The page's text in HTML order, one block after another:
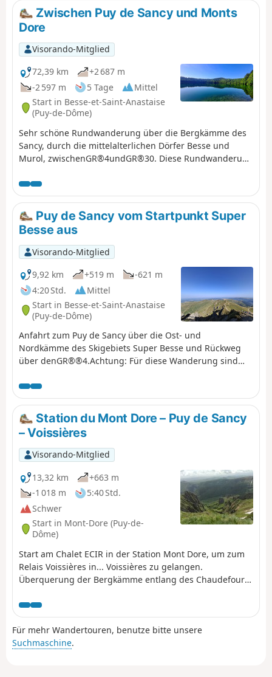
Zwischen Puy de Sancy und Monts
Dore
Visorando-Mitglied
72,39 km
+2 687 m
-2 597 m
5 Tage
Mittel
Start in Besse-et-Saint-Anastaise
(Puy-de-Dôme)
Sehr schöne Rundwanderung über die Bergkämme des
Sancy, durch die mittelalterlichen Dörfer Besse und
Murol, zwischenGR®4undGR®30. Diese Rundwanderung
Ferienwohnungen unternommen werden. Die Adressen,
an denen wir übernachtet haben, sind in den
Etappenbeschreibungen angegeben.
Puy de Sancy vom Startpunkt Super
Besse aus
Visorando-Mitglied
9,92 km
+519 m
-621 m
4:20 Std.
Mittel
Start in Besse-et-Saint-Anastaise
(Puy-de-Dôme)
Anfahrt zum Puy de Sancy über die Ost- und
Nordkämme des Skigebiets Super Besse und Rückweg
über denGR®®4.Achtung: Für diese Wanderung sind
ein weiteres auf dem Parkplatz am Lac des Hermines. ⚠️
22.07.2026: Die GPX-Route im Bereich des Puy de la
Perdrix wurde leicht angepasst, um der aktuellen
Markierung vor Ort zu folgen.
Station du Mont Dore – Puy de Sancy
– Voissières
Visorando-Mitglied
13,32 km
+663 m
-1 018 m
5:40 Std.
Schwer
Start in Mont-Dore (Puy-de-
Dôme)
Start am Chalet ECIR in der Station Mont Dore, um zum
Relais Voissières in... Voissières zu gelangen.
Überquerung der Bergkämme entlang des Chaudefour-
erweisen, der Rest ist sehr einfach.
Für mehr Wandertouren, benutze bitte unsere
Suchmaschine.